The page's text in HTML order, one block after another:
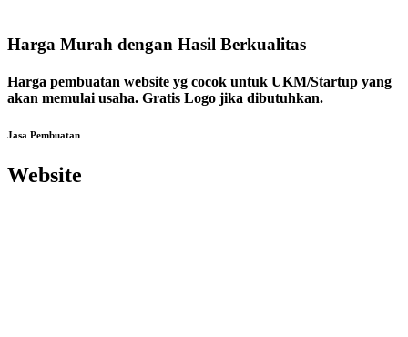
Harga Murah dengan Hasil Berkualitas
Harga pembuatan website yg cocok untuk UKM/Startup yang
akan memulai usaha. Gratis Logo jika dibutuhkan.
Jasa Pembuatan
Website